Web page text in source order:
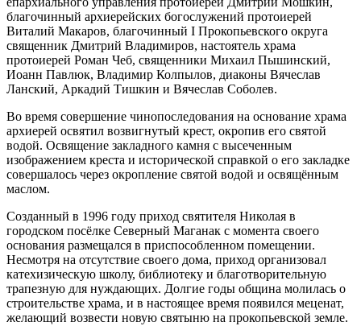
благочинный архиерейских богослужений протоиерей
Виталий Макаров, благочинный I Прокопьевского округа
священник Дмитрий Владимиров, настоятель храма
протоиерей Роман Чеб, священники Михаил Пышинский,
Иоанн Павлюк, Владимир Колпылов, диаконы Вячеслав
Ланский, Аркадий Тишкин и Вячеслав Соболев.
Во время совершение чинопоследования на основание храма
архиерей освятил возвигнутый крест, окропив его святой
водой. Освящение закладного камня с высеченным
изображением креста и исторической справкой о его закладке
совершалось через окропление святой водой и освящённым
маслом.
Созданный в 1996 году приход святителя Николая в
городском посёлке Северный Маганак с момента своего
основания размещался в приспособленном помещении.
Несмотря на отсутствие своего дома, приход организовал
катехизическую школу, библиотеку и благотворительную
трапезную для нуждающих. Долгие годы община молилась о
строительстве храма, и в настоящее время появился меценат,
желающий возвести новую святыню на прокопьевской земле.